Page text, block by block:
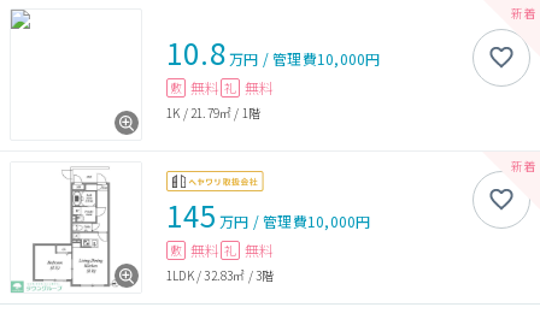
10.8万円 /管理費10,000円
敷 無料 礼 無料
1K / 21.79㎡ / 1階
145 万円 /管理費10,000円
敷 無料 礼 無料
1LDK/32.83㎡ /3階